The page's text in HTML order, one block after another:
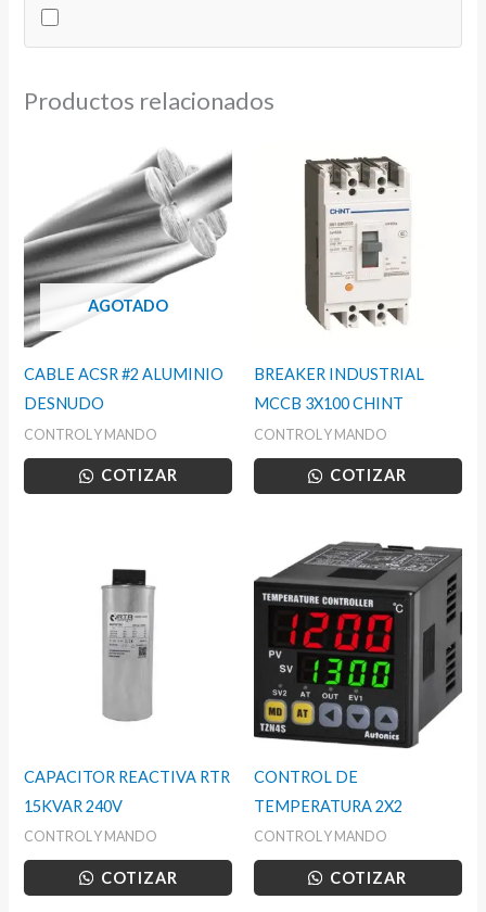
CNC
500V
Productos relacionados
AGOTADO
CABLE ACSR #2 ALUMINIO
DESNUDO
CONTROL Y MANDO
COTIZAR
BREAKER INDUSTRIAL
MCCB 3X100 CHINT
CONTROL Y MANDO
COTIZAR
CAPACITOR REACTIVA RTR
15KVAR 240V
CONTROL Y MANDO
COTIZAR
CONTROL DE
TEMPERATURA 2X2
CONTROL Y MANDO
COTIZAR